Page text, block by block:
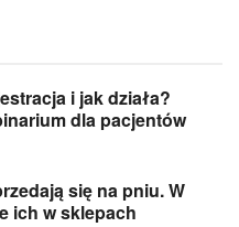
i jak działa?
dla pacjentów
się na pniu. W
ich w sklepach